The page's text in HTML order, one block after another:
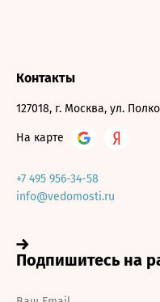
Контакты
127018, г. Москва, ул.
На карте
+7 495 956-34-58
info@vedomosti.ru